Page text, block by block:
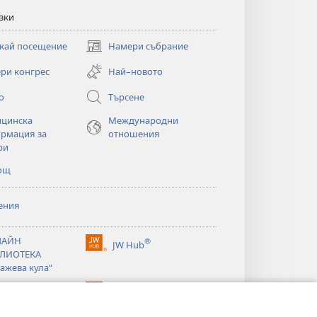
посещение Намери събрание
(отваря
нов
прозорец)
конгрес
Най–новото
Търсене
за
Международни
отношения
кула“
JW Hub®
(отваря
прозорец)